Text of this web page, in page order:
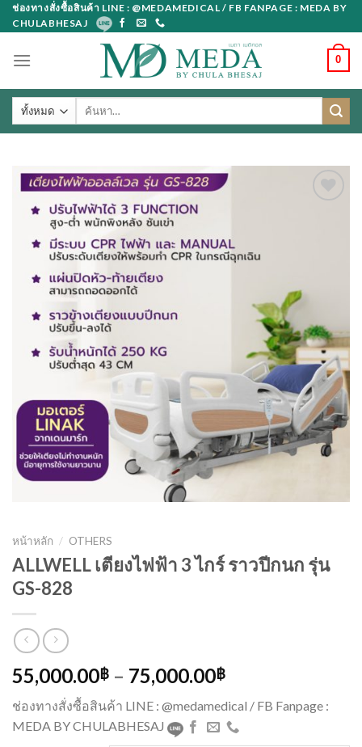
Skip
to
ช่องทางสั่งซื้อสินค้า LINE : @MEDAMEDICAL / FB FANPAGE : MEDA BY
CHULABHESAJ
0
ค้นหา:
หน้าหลัก / OTHERS
ALLWELL เตียงไฟฟ้า 3 ไกร์ ราวปีกนก รุ่น
GS-828
55,000.00฿ – 75,000.00฿
ช่องทางสั่งซื้อสินค้า LINE : @medamedical / FB Fanpage :
MEDA BY CHULABHESAJ